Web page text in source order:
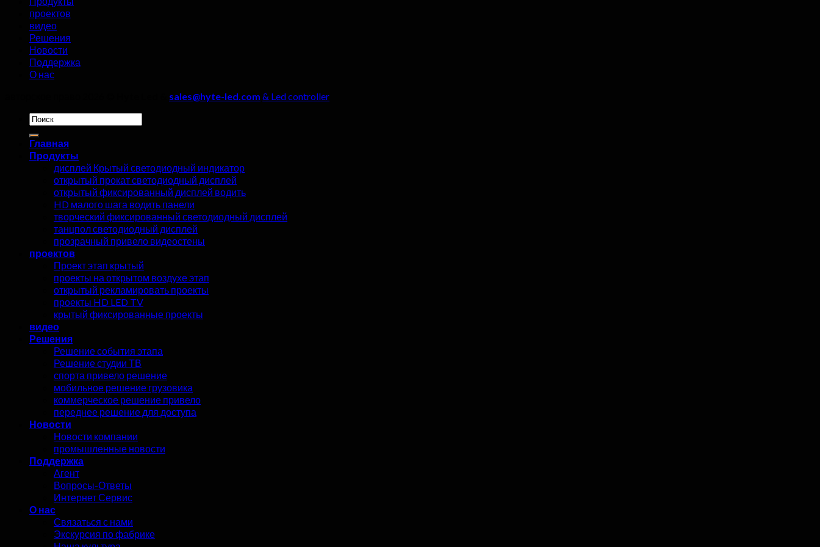
проектов
видео
Решения
Новости
Поддержка
О нас
sales@hyte-led.com & Led controller
Искать:
Главная
Продукты
дисплей Крытый светодиодный индикатор
открытый прокат светодиодный дисплей
открытый фиксированный дисплей водить
HD малого шага водить панели
творческий фиксированный светодиодный дисплей
танцпол светодиодный дисплей
прозрачный привело видеостены
проектов
Проект этап крытый
проекты на открытом воздухе этап
открытый рекламировать проекты
проекты HD LED TV
крытый фиксированные проекты
видео
Решения
Решение события этапа
Решение студии ТВ
спорта привело решение
мобильное решение грузовика
коммерческое решение привело
переднее решение для доступа
Новости
Новости компании
промышленные новости
Поддержка
Агент
Вопросы-Ответы
Интернет Сервис
О нас
Связаться с нами
Экскурсия по фабрике